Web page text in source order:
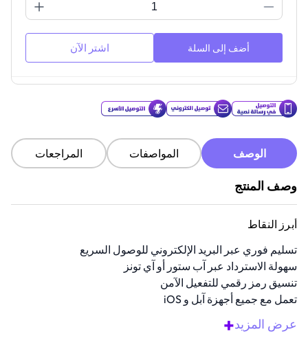
أضف إلى السلة اشتر الآن
الوصف المواصفات المراجعات
وصف المنتج
أبرز النقاط
تسليم فوري عبر البريد الإلكتروني للوصول السريع
سهولة الاسترداد عبر آب ستور أو آي تونز
تنسيق رمز رقمي للتفعيل الآمن
تعمل مع جميع أجهزة آبل و iOS
مثالية للإهداء أو للإنفاق الشخصي
عرض المزيد+